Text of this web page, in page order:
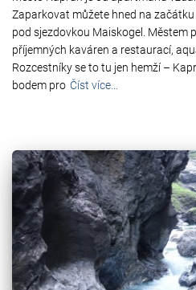
Zaparkovat můžete hned na
pod sjezdovkou Maiskogel. Městem
příjemných kaváren a restaurací,
Rozcestníky se to tu jen hemží –
bodem pro Číst více…